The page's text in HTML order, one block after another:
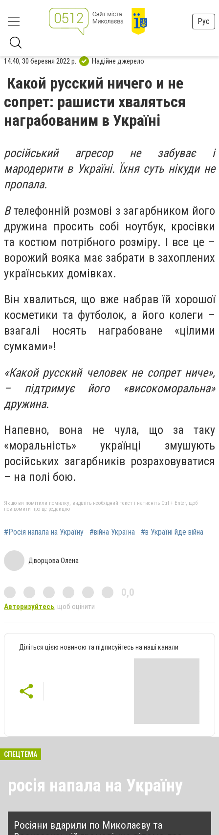
Рус
14:40, 30 березня 2022 р. Надійне джерело
Какой русский ничего и не
сопрет: рашисти хваляться
награбованим в Україні
російський агресор не забуває і
мародерити в Україні. Їхня суть нікуди не
пропала.
Втелефонній розмові з загарбником його
дружина просить собі ноутбук, кросівки
та костюм потрібного розміру. І все це –
ворожий вояка має забрати в захоплених
українських домівках.
Він хвалиться, що вже набрав їй хорошої
косметики та футболок, а його колеги –
взагалі носять награбоване «цілими
сумками»!
«Какой русский человек не сопрет ниче»,
– підтримує його «високоморальна»
дружина.
Напевно, вона не чула, що за таку
«моральність» українці змушують
російських загарбників розраховуватися
– на полі бою.
Якщо ви помітили помилку, виділіть необхідний текст і натисніть Ctrl + Enter, щоб
повідомити про це редакцію
#Росія напала на Україну #війна Україна #в Україні йде війна
Дворцова Олена
0,0
Авторизуйтесь, щоб оцінити
Діліться цією новиною та підписуйтесь на наші канали
СПЕЦТЕМА
росія напала на Україну
Росіяни вдарили по Миколаєву та